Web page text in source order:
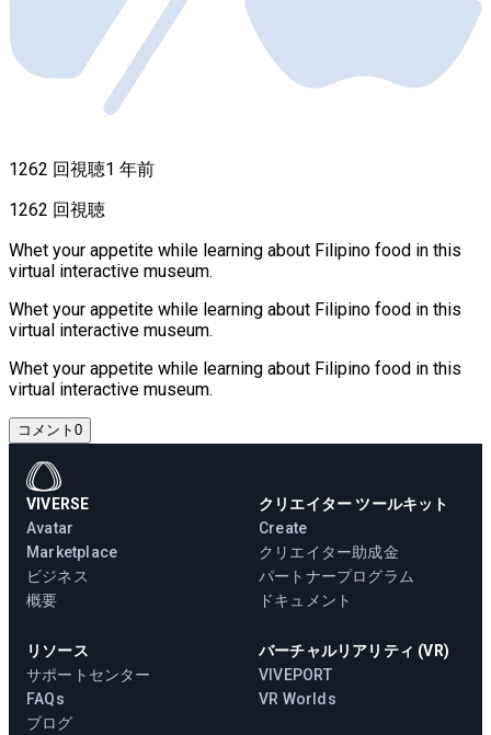
1262 回視聴1 年前
1262 回視聴
Whet your appetite while learning about Filipino food in this
virtual interactive museum.
Whet your appetite while learning about Filipino food in this
virtual interactive museum.
Whet your appetite while learning about Filipino food in this
virtual interactive museum.
コメント 0
VIVERSE
Avatar
Marketplace
ビジネス
概要
クリエイター ツールキット
Create
クリエイター助成金
パートナープログラム
ドキュメント
リソース
サポートセンター
FAQs
ブログ
バーチャルリアリティ (VR)
VIVEPORT
VR Worlds